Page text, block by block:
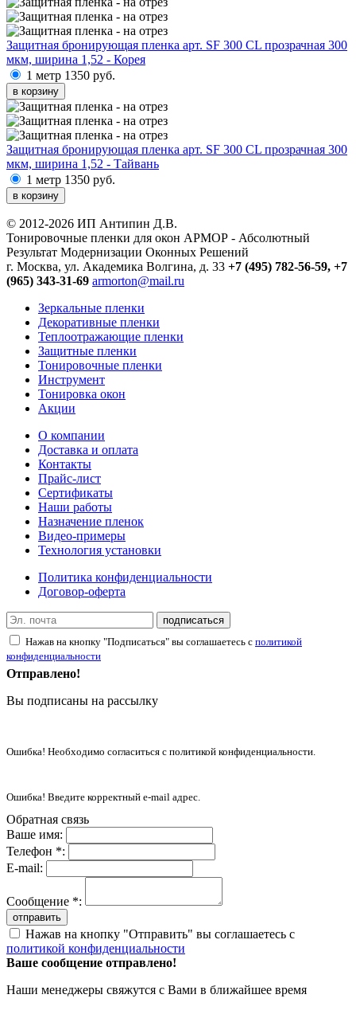
Защитная бронирующая пленка арт. SF 300 CL прозрачная 300
мкм, ширина 1,52 - Корея
1 метр 1350 руб.
в корзину
Защитная бронирующая пленка арт. SF 300 CL прозрачная 300
мкм, ширина 1,52 - Тайвань
1 метр 1350 руб.
в корзину
© 2012-2026 ИП Антипин Д.В.
Тонировочные пленки для окон АРМОР - Абсолютный
Результат Модернизации Оконных Решений
г. Москва, ул. Академика Волгина, д. 33 +7 (495) 782-56-59, +7
(965) 343-31-69 armorton@mail.ru
Зеркальные пленки
Декоративные пленки
Теплоотражающие пленки
Защитные пленки
Тонировочные пленки
Инструмент
Тонировка окон
Акции
О компании
Доставка и оплата
Контакты
Прайс-лист
Сертификаты
Наши работы
Назначение пленок
Видео-примеры
Технология установки
Политика конфиденциальности
Договор-оферта
подписаться
Нажав на кнопку "Подписаться" вы соглашаетесь с политикой
конфиденциальности
Отправлено!
Вы подписаны на рассылку
Ошибка! Необходимо согласиться с политикой конфиденциальности.
Ошибка! Введите корректный e-mail адрес.
Обратная связь
Ваше имя:
Телефон *:
E-mail:
Сообщение *:
отправить
Нажав на кнопку "Отправить" вы соглашаетесь с
политикой конфиденциальности
Ваше сообщение отправлено!
Наши менеджеры свяжутся с Вами в ближайшее время